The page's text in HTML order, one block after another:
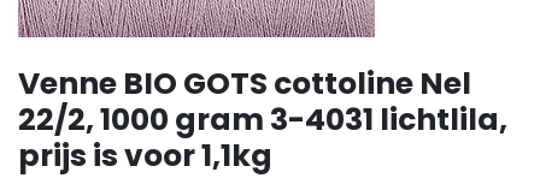
Venne BIO GOTS cottoline Nel
22/2, 1000 gram 3-4031 lichtlila,
prijs is voor 1,1kg